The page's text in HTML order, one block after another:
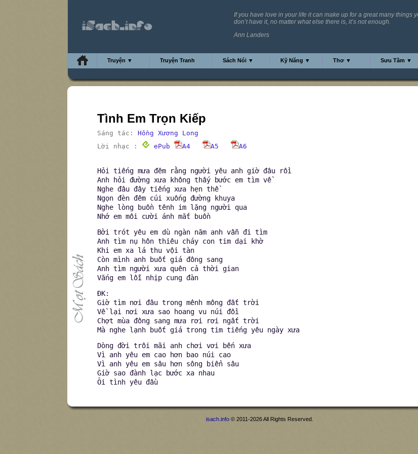
If you have love in your life it can make up for a great many things
don’t have it, no matter what else there is, it’s not enough.
Ann Landers
Truyện ▼ Truyện Tranh Sách Nói ▼ Kỹ Năng ▼ Thơ ▼ Sưu Tầm ▼
Tình Em Trọn Kiếp
Sáng tác: Hồng Xương Long
Lời nhạc :
ePub A4 A5 A6
Hỏi tiếng mưa đêm rằng người yêu anh giờ đâu rồi
Anh hỏi đường xưa không thấy bước em tìm về
Nghe đâu đây tiếng xưa hẹn thề
Ngọn đèn đêm cúi xuống đường khuya
Nghe lòng buồn tênh im lặng người qua
Nhớ em môi cười ánh mắt buồn
Bởi trót yêu em dù ngàn năm anh vẫn đi tìm
Anh tìm nụ hôn thiêu cháy con tim dại khờ
Khi em xa lá thu vội tàn
Còn mình anh buốt giá đông sang
Anh tìm người xưa quên cả thời gian
Vắng em lỗi nhịp cung đàn
ĐK:
Giờ tìm nơi đâu trong mênh mông đất trời
Về lại nơi xưa sao hoang vu núi đồi
Chợt mùa đông sang mưa rơi rơi ngất trời
Mà nghe lạnh buốt giá trong tim tiếng yêu ngày xưa
Dòng đời trôi mãi anh chơi vơi bến xưa
Vì anh yêu em cao hơn bao núi cao
Vì anh yêu em sâu hơn sông biển sâu
Giờ sao đành lạc bước xa nhau
Ôi tình yêu đầu
isach.info © 2011-2026 All Rights Reserved.